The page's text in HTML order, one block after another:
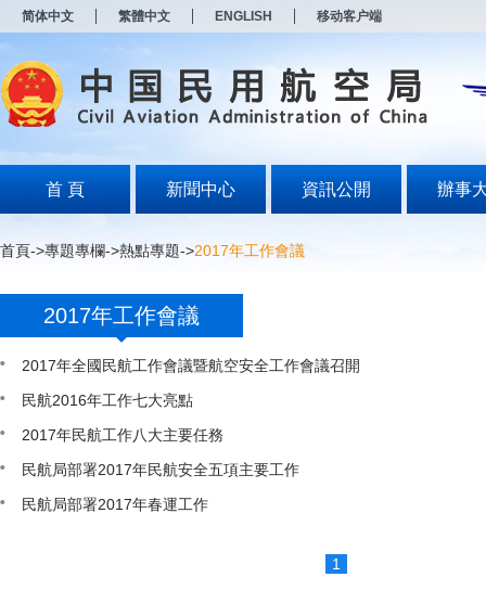
简体中文 繁體中文 ENGLISH 移动客户端
首 頁 新聞中心 資訊公開 辦事
首頁->專題專欄->熱點專題->2017年工作會議
2017年工作會議
2017年全國民航工作會議暨航空安全工作會議召開
民航2016年工作七大亮點
2017年民航工作八大主要任務
民航局部署2017年民航安全五項主要工作
民航局部署2017年春運工作
1
打
开
无
障
说
按
Alt
波
键
打
导
模